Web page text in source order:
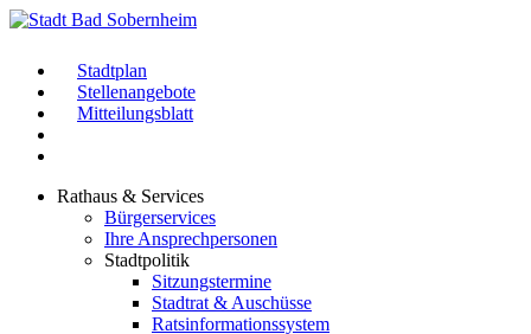
Stadtplan
Stellenangebote
Mitteilungsblatt
Rathaus & Services
Bürgerservices
Ihre Ansprechpersonen
Stadtpolitik
Sitzungstermine
Stadtrat & Auschüsse
Ratsinformationssystem